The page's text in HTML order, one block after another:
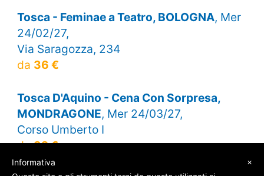
Tosca - Feminae a Teatro, BOLOGNA, Mer
24/02/27,
Via Saragozza, 234
da 36 €
Tosca D'Aquino - Cena Con Sorpresa,
MONDRAGONE, Mer 24/03/27,
Corso Umberto I
da32 €
×
Informativa